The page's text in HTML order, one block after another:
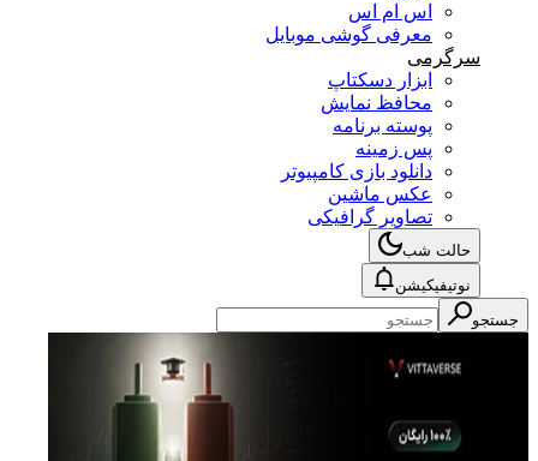
اس ام اس
معرفی گوشی موبایل
سرگرمی
ابزار دسکتاپ
محافظ نمایش
پوسته برنامه
پس زمینه
دانلود بازی کامپیوتر
عکس ماشین
تصاویر گرافیکی
حالت شب
نوتیفیکیشن
جستجو